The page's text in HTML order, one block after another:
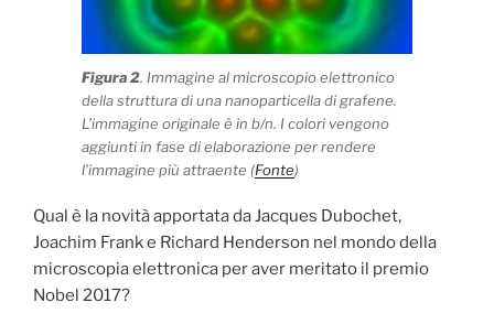
Figura 2. Immagine al microscopio elettronico
della struttura di una nanoparticella di grafene.
L’immagine originale è in b/n. I colori vengono
aggiunti in fase di elaborazione per rendere
l’immagine più attraente (Fonte)
Qual è la novità apportata da Jacques Dubochet,
Joachim Frank e Richard Henderson nel mondo della
microscopia elettronica per aver meritato il premio
Nobel 2017?